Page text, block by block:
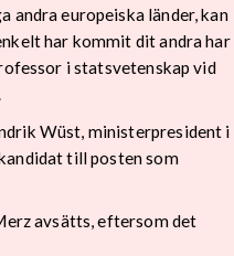
andra europeiska länder, kan
har kommit dit andra har
i statsvetenskap vid
Wüst, ministerpresident i
till posten som
avsätts, eftersom det